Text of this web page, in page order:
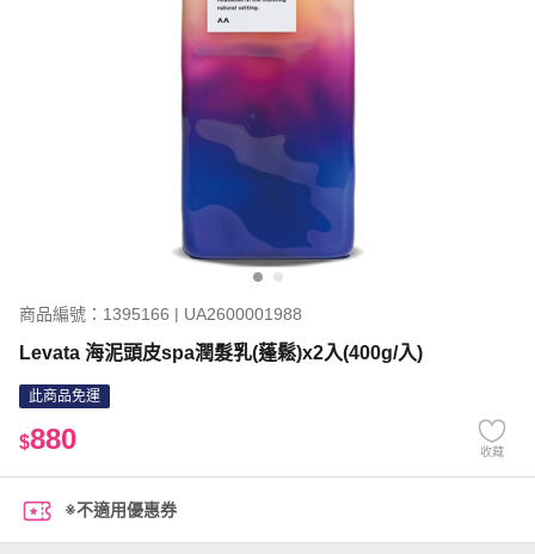
商品編號：1395166 | UA2600001988
Levata 海泥頭皮spa潤髮乳(蓬鬆)x2入(400g/入)
此商品免運
$880 收藏
※不適用優惠券